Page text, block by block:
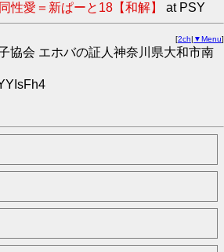
性愛＝新ぱーと18【和解】 at PSY
[2ch| ▼Menu]
協会 エホバの証人神奈川県大和市南